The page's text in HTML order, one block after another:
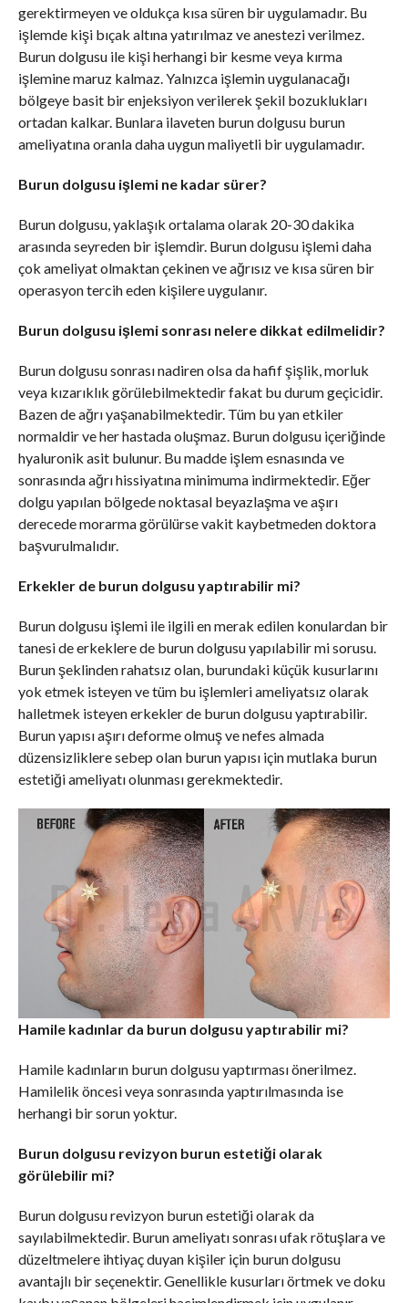
gerektirmeyen ve oldukça kısa süren bir uygulamadır. Bu
işlemde kişi bıçak altına yatırılmaz ve anestezi verilmez.
Burun dolgusu ile kişi herhangi bir kesme veya kırma
işlemine maruz kalmaz. Yalnızca işlemin uygulanacağı
bölgeye basit bir enjeksiyon verilerek şekil bozuklukları
ortadan kalkar. Bunlara ilaveten burun dolgusu burun
ameliyatına oranla daha uygun maliyetli bir uygulamadır.
Burun dolgusu işlemi ne kadar sürer?
Burun dolgusu, yaklaşık ortalama olarak 20-30 dakika
arasında seyreden bir işlemdir. Burun dolgusu işlemi daha
çok ameliyat olmaktan çekinen ve ağrısız ve kısa süren bir
operasyon tercih eden kişilere uygulanır.
Burun dolgusu işlemi sonrası nelere dikkat edilmelidir?
Burun dolgusu sonrası nadiren olsa da hafif şişlik, morluk
veya kızarıklık görülebilmektedir fakat bu durum geçicidir.
Bazen de ağrı yaşanabilmektedir. Tüm bu yan etkiler
normaldir ve her hastada oluşmaz. Burun dolgusu içeriğinde
hyaluronik asit bulunur. Bu madde işlem esnasında ve
sonrasında ağrı hissiyatına minimuma indirmektedir. Eğer
dolgu yapılan bölgede noktasal beyazlaşma ve aşırı
derecede morarma görülürse vakit kaybetmeden doktora
başvurulmalıdır.
Erkekler de burun dolgusu yaptırabilir mi?
Burun dolgusu işlemi ile ilgili en merak edilen konulardan bir
tanesi de erkeklere de burun dolgusu yapılabilir mi sorusu.
Burun şeklinden rahatsız olan, burundaki küçük kusurlarını
yok etmek isteyen ve tüm bu işlemleri ameliyatsız olarak
halletmek isteyen erkekler de burun dolgusu yaptırabilir.
Burun yapısı aşırı deforme olmuş ve nefes almada
düzensizliklere sebep olan burun yapısı için mutlaka burun
estetiği ameliyatı olunması gerekmektedir.
Hamile kadınlar da burun dolgusu yaptırabilir mi?
Hamile kadınların burun dolgusu yaptırması önerilmez.
Hamilelik öncesi veya sonrasında yaptırılmasında ise
herhangi bir sorun yoktur.
Burun dolgusu revizyon burun estetiği olarak
görülebilir mi?
Burun dolgusu revizyon burun estetiği olarak da
sayılabilmektedir. Burun ameliyatı sonrası ufak rötuşlara ve
düzeltmelere ihtiyaç duyan kişiler için burun dolgusu
avantajlı bir seçenektir. Genellikle kusurları örtmek ve doku